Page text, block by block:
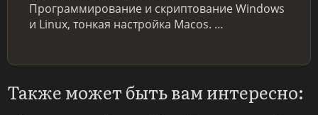
Программирование и скриптование Windows
и Linux, тонкая настройка Macos. …
Также может быть вам интересно: